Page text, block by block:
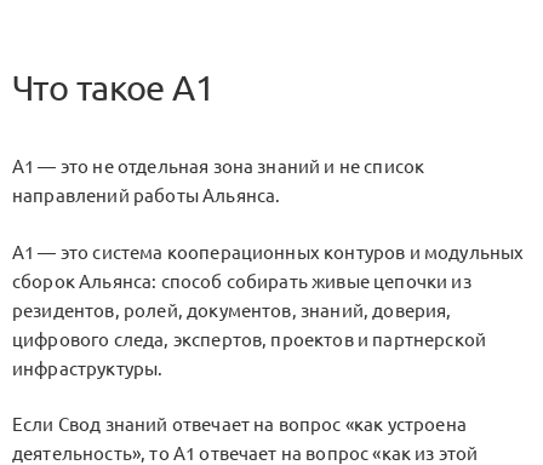
Что такое A1
A1 — это не отдельная зона знаний и не список
направлений работы Альянса.
A1 — это система кооперационных контуров и модульных
сборок Альянса: способ собирать живые цепочки из
резидентов, ролей, документов, знаний, доверия,
цифрового следа, экспертов, проектов и партнерской
инфраструктуры.
Если Свод знаний отвечает на вопрос «как устроена
деятельность», то A1 отвечает на вопрос «как из этой